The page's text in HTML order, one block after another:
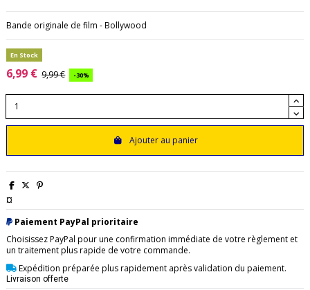
Bande originale de film - Bollywood
En Stock
6,99 € 9,99 € -30%
Ajouter au panier
¤
Paiement PayPal prioritaire
Choisissez PayPal pour une confirmation immédiate de votre règlement et
un traitement plus rapide de votre commande.
Expédition préparée plus rapidement après validation du paiement.
Livraison offerte